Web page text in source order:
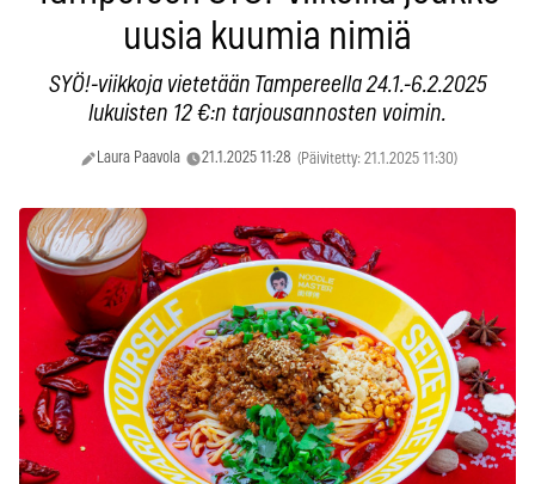
uusia kuumia nimiä
SYÖ!-viikkoja vietetään Tampereella 24.1.-6.2.2025
lukuisten 12 €:n tarjousannosten voimin.
Laura Paavola 21.1.2025 11:28 (Päivitetty: 21.1.2025 11:30)